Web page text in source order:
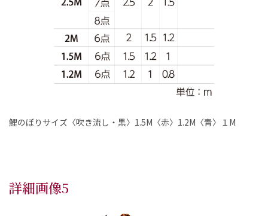
鯉のぼりサイズ〈吹き流し・黒〉1.5M〈赤〉1.2M〈青〉１M
詳細画像5